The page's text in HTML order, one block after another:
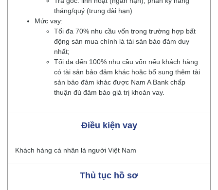
tháng/quý (trung dài hạn)
Mức vay:
Tối đa 70% nhu cầu vốn trong trường hợp bất
động sản mua chính là tài sản bảo đảm duy
nhất;
Tối đa đến 100% nhu cầu vốn nếu khách hàng
có tài sản bảo đảm khác hoặc bổ sung thêm tài
sản bảo đảm khác được Nam A Bank chấp
thuận đủ đảm bảo giá trị khoản vay.
Điều kiện vay
Khách hàng cá nhân là người Việt Nam
Thủ tục hồ sơ